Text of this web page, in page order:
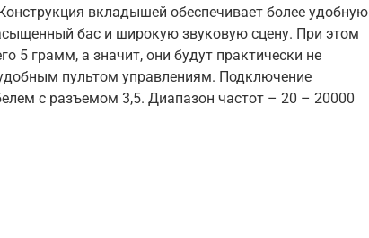
вкладышей обеспечивает более удобную
бас и широкую звуковую сцену. При этом
5 грамм, а значит, они будут практически не
пультом управлениям. Подключение
с разъемом 3,5. Диапазон частот – 20 – 20000